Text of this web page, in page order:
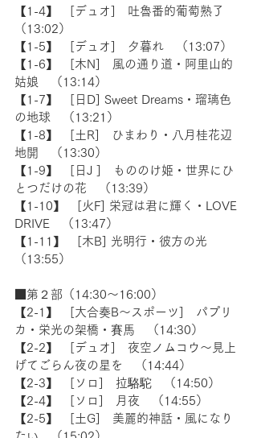
【1-4】　[デュオ]　吐魯番的葡萄熟了
（13:02）
【1-5】　[デュオ]　夕暮れ　（13:07）
【1-6】　[木N]　風の通り道・阿里山的
姑娘　（13:14）
【1-7】　[日D] Sweet Dreams・瑠璃色
の地球　（13:21）
【1-8】　[土R]　ひまわり・八月桂花辺
地開　（13:30）
【1-9】　[日J ]　もののけ姫・世界にひ
とつだけの花　（13:39）
【1-10】　[火F] 栄冠は君に輝く・LOVE
DRIVE　（13:47）
【1-11】　[木B] 光明行・彼方の光
（13:55）
■第２部（14:30〜16:00）
【2-1】　[大合奏B〜スポーツ]　パプリ
カ・栄光の架橋・賽馬　（14:30）
【2-2】　[デュオ]　夜空ノムコウ〜見上
げてごらん夜の星を　（14:44）
【2-3】　[ソロ]　拉駱駝　（14:50）
【2-4】　[ソロ]　月夜　（14:55）
【2-5】　[土G]　美麗的神話・風になり